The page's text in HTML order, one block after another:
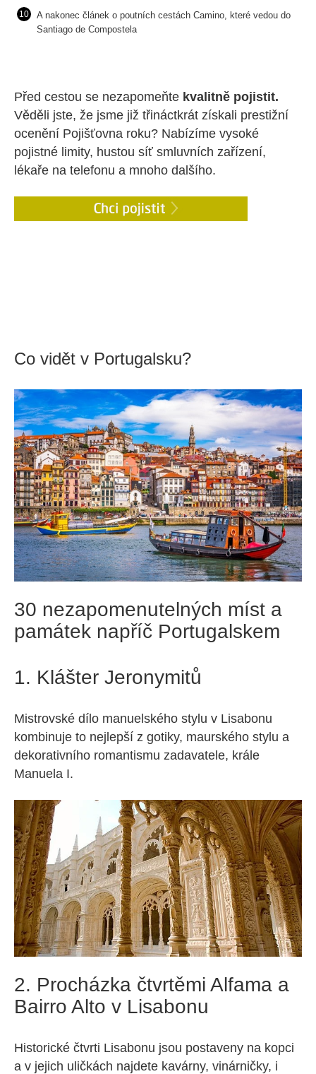
A nakonec článek o poutních cestách Camino, které vedou do
Santiago de Compostela
Před cestou se nezapomeňte kvalitně pojistit.
Věděli jste, že jsme již třináctkrát získali prestižní
ocenění Pojišťovna roku? Nabízíme vysoké
pojistné limity, hustou síť smluvních zařízení,
lékaře na telefonu a mnoho dalšího.
Co vidět v Portugalsku?
30 nezapomenutelných míst a
památek napříč Portugalskem
1. Klášter Jeronymitů
Mistrovské dílo manuelského stylu v Lisabonu
kombinuje to nejlepší z gotiky, maurského stylu a
dekorativního romantismu zadavatele, krále
Manuela I.
2. Procházka čtvrtěmi Alfama a
Bairro Alto v Lisabonu
Historické čtvrti Lisabonu jsou postaveny na kopci
a v jejich uličkách najdete kavárny, vinárničky, i